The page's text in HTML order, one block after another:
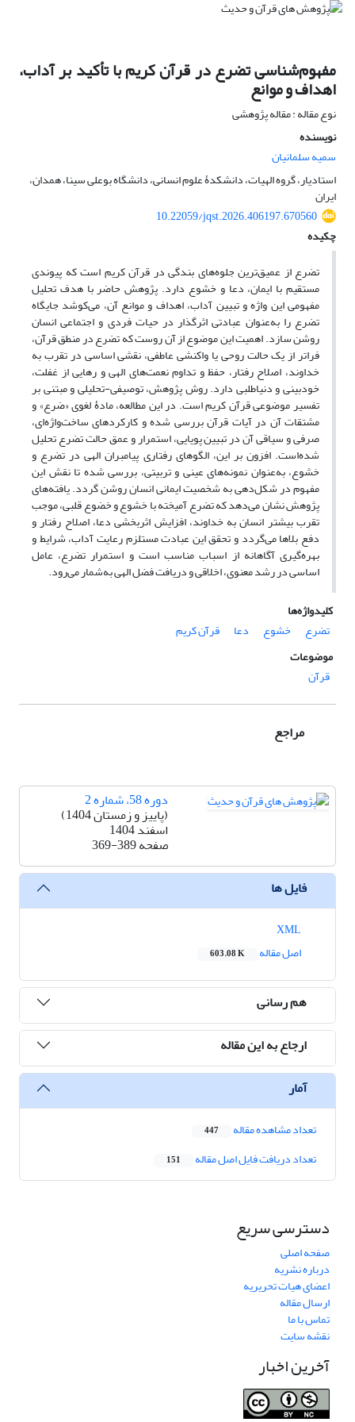
مفهوم‌شناسی تضرع در قرآن کریم با تأکید بر آداب،
اهداف و موانع‏
نوع مقاله : مقاله پژوهشی
نویسنده
سمیه سلمانیان
استادیار، گروه الهیات، دانشکدۀ علوم انسانی، دانشگاه بوعلی سینا، همدان،
ایران
10.22059/jqst.2026.406197.670560
چکیده
تضرع از عمیق‌ترین جلوه‌های بندگی در قرآن کریم است که پیوندی
مستقیم با ایمان، دعا و خشوع دارد. پژوهش حاضر با هدف تحلیل
مفهومی این واژه و تبیین آداب، اهداف و موانع آن، می‌کوشد جایگاه
تضرع را به‌عنوان عبادتی اثرگذار در حیات فردی و اجتماعی انسان
روشن سازد. اهمیت این موضوع از آن روست که تضرع در منطق قرآن،
فراتر از یک حالت روحی یا واکنشی عاطفی، نقشی اساسی در تقرب به
خداوند، اصلاح رفتار، حفظ و تداوم نعمت‌های الهی و رهایی از غفلت،
خودبینی و دنیاطلبی دارد. روش پژوهش، توصیفی-تحلیلی و مبتنی بر
تفسیر موضوعی قرآن کریم است. در این مطالعه، مادۀ لغوی «ضرع» و
مشتقات آن در آیات قرآن بررسی شده و کارکردهای ساخت‌واژه‌ای،
صرفی و سیاقی آن در تبیین پویایی، استمرار و عمق حالت تضرع تحلیل
شده‌است. افزون بر این، الگوهای رفتاری پیامبران الهی در تضرع و
خشوع، به‌عنوان نمونه‌های عینی و تربیتی، بررسی شده تا نقش این
مفهوم در شکل‌دهی به شخصیت ایمانی انسان روشن گردد. یافته‌های
پژوهش نشان می‌دهد که تضرع آمیخته با خشوع و خضوع قلبی، موجب
تقرب بیشتر انسان به خداوند، افزایش اثربخشی دعا، اصلاح رفتار و
دفع بلاها می‌گردد و تحقق این عبادت مستلزم رعایت آداب، شرایط و
بهره‌گیری آگاهانه از اسباب مناسب است و استمرار تضرع، عامل
اساسی در رشد معنوی، اخلاقی و دریافت فضل الهی به‌شمار می‌رود.
کلیدواژه‌ها
تضرع
خشوع دعا
قرآن کریم
موضوعات
قرآن
مراجع
دوره 58، شماره 2
(پاییز و زمستان 1404)
اسفند 1404
صفحه369-389
فایل ها
اصل مقاله
603.08 K
هم رسانی
ارجاع به این مقاله
آمار
تعداد مشاهده مقاله 447
تعداد دریافت فایل اصل مقاله 151
دسترسی سریع
صفحه اصلی
درباره نشریه
اعضای هیات تحریریه
ارسال مقاله
تماس با ما
نقشه سایت
آخرین اخبار